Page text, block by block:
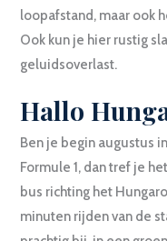
loopafstand, maar ook
Ook kun je hier rustig
geluidsoverlast.
Hallo
Ben je begin augustus
Formule 1, dan tref je
bus richting het
minuten rijden van de